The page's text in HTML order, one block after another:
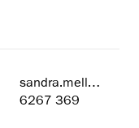
sandra.mell@artun.ee
6267 369